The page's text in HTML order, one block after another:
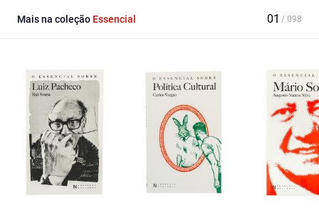
Mais na coleção Essencial